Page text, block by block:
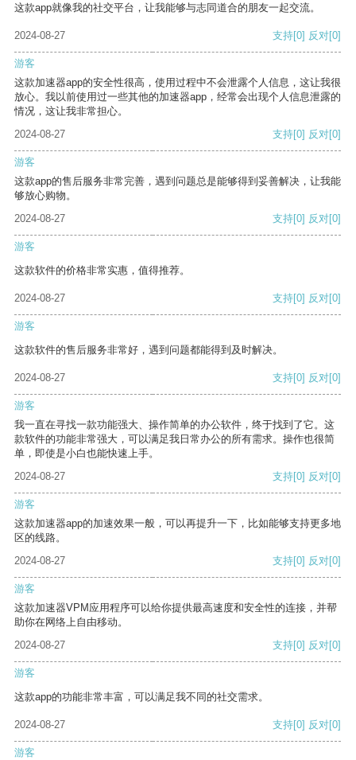
这款app就像我的社交平台，让我能够与志同道合的朋友一起交流。
2024-08-27 支持[0] 反对[0]
游客
这款加速器app的安全性很高，使用过程中不会泄露个人信息，这让我很
放心。我以前使用过一些其他的加速器app，经常会出现个人信息泄露的
情况，这让我非常担心。
2024-08-27
支持[0] 反对[0]
游客
这款app的售后服务非常完善，遇到问题总是能够得到妥善解决，让我能
够放心购物。
2024-08-27
支持[0] 反对[0]
游客
这款软件的价格非常实惠，值得推荐。
2024-08-27 支持[0] 反对[0]
游客
这款软件的售后服务非常好，遇到问题都能得到及时解决。
2024-08-27 支持[0] 反对[0]
游客
我一直在寻找一款功能强大、操作简单的办公软件，终于找到了它。这
款软件的功能非常强大，可以满足我日常办公的所有需求。操作也很简
单，即使是小白也能快速上手。
2024-08-27
支持[0] 反对[0]
游客
这款加速器app的加速效果一般，可以再提升一下，比如能够支持更多地
区的线路。
2024-08-27
支持[0] 反对[0]
游客
这款加速器VPM应用程序可以给你提供最高速度和安全性的连接，并帮
助你在网络上自由移动。
2024-08-27
支持[0] 反对[0]
游客
这款app的功能非常丰富，可以满足我不同的社交需求。
2024-08-27 支持[0] 反对[0]
游客